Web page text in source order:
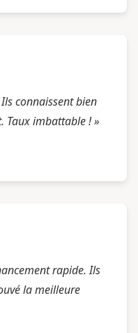
connaissent bien
Taux imbattable ! »
rapide. Ils
la meilleure